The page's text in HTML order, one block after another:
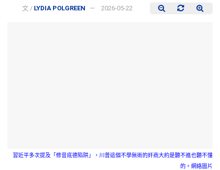
文 / LYDIA POLGREEN 2026-05-22
習近平多次提及「修昔底德陷阱」，川普這個不學無術的奸商大約是聽不進也聽不懂
的。網絡圖片